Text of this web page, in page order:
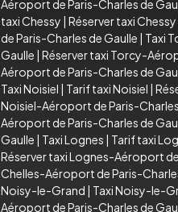
Aéroport de Paris-Charles de
taxi Chessy Réserver taxi Chessy
de Paris-Charles de Gaulle
Taxi
Gaulle Réserver taxi Torcy-
Aéroport de Paris-Charles de
Taxi Noisiel
Tarif taxi Noisiel
Noisiel-Aéroport de Paris-
Aéroport de Paris-Charles de
Gaulle
Taxi Lognes Tarif taxi
Réserver taxi Lognes-Aéroport
Chelles-Aéroport de Paris-
Noisy-le-Grand
Taxi Noisy-le-
Aéroport de Paris-Charles de